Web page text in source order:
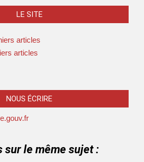
LE SITE
articles
articles
NOUS ÉCRIRE
sur le même sujet :